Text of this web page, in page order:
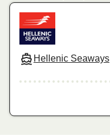
Hellenic Seaways